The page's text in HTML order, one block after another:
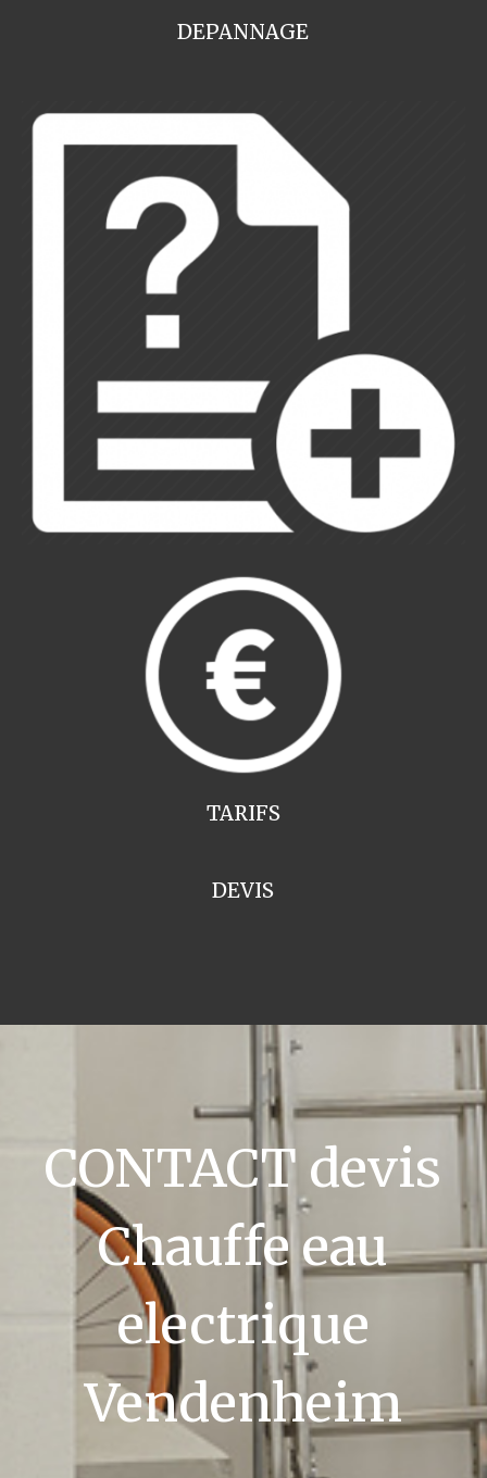
DEPANNAGE
TARIFS
DEVIS
CONTACT devis
Chauffe eau
electrique
Vendenheim